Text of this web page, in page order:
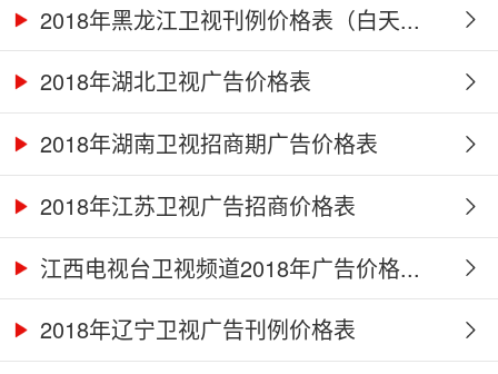
2018年黑龙江卫视刊例价格表（白天...
2018年湖北卫视广告价格表
2018年湖南卫视招商期广告价格表
2018年江苏卫视广告招商价格表
江西电视台卫视频道2018年广告价格...
2018年辽宁卫视广告刊例价格表